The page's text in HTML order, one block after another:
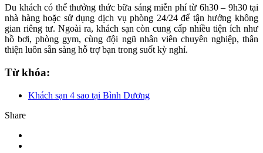
Du khách có thể thưởng thức bữa sáng miễn phí từ 6h30 – 9h30 tại
nhà hàng hoặc sử dụng dịch vụ phòng 24/24 để tận hưởng không
gian riêng tư. Ngoài ra, khách sạn còn cung cấp nhiều tiện ích như
hồ bơi, phòng gym, cùng đội ngũ nhân viên chuyên nghiệp, thân
thiện luôn sẵn sàng hỗ trợ bạn trong suốt kỳ nghỉ.
Từ khóa:
Khách sạn 4 sao tại Bình Dương
Share